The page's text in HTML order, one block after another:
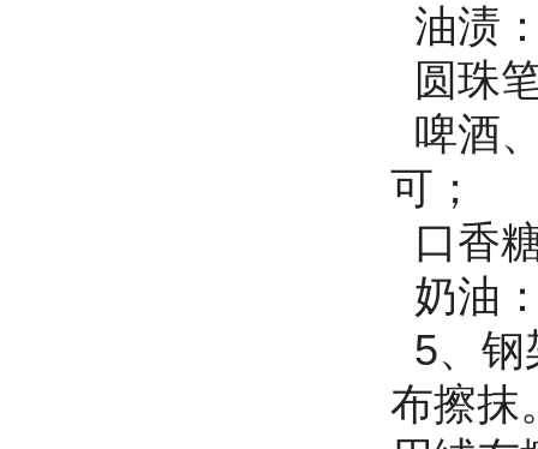
油渍
圆珠
啤酒
可；
口香
奶油
5、钢
布擦抹